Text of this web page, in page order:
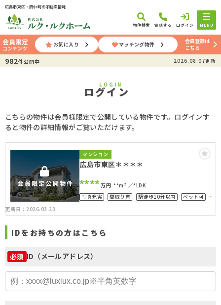
広島市東区・府中町の不動産情報
物件検索 電話する ログイン MENU
会員限定
コンテンツ
お気に入り マッチング物件
会員登録は
こちら
982件公開中 2026.08.07更新
ログイン
LOGIN
こちらの物件は会員様限定で公開している物件です。ログインす
ると物件の詳細情報がご覧いただけます。
マンション
広島市東区＊＊＊＊
****万円 **m²
*LDK
写真充実
間取り有 駅徒歩10分以内
ペット可
更新日：2026.03.23
IDをお持ちの方はこちら
必須 ID（メールアドレス）